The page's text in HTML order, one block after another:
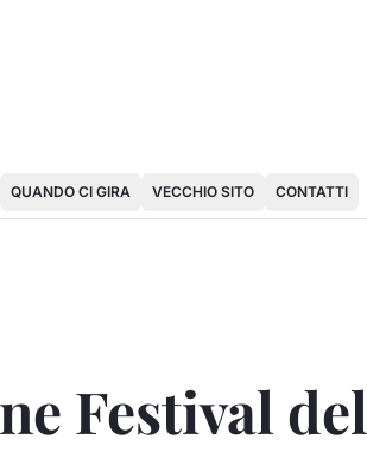
QUANDO CI GIRA VECCHIO SITO CONTATTI
Festival del